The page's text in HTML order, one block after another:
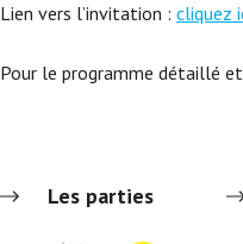
Lien vers l’invitation : cliquez
Pour le programme détaillé
Les parties